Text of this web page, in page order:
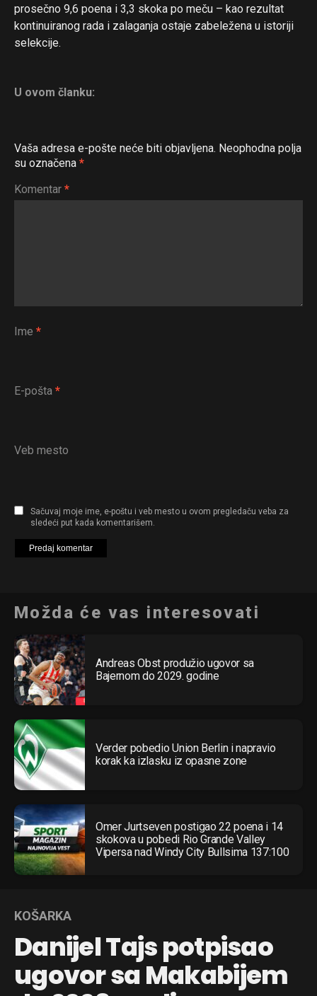
prosečno 9,6 poena i 3,3 skoka po meču – kao rezultat
kontinuiranog rada i zalaganja ostaje zabeležena u istoriji
selekcije.
U ovom članku:
Vaša adresa e-pošte neće biti objavljena. Neophodna polja
su označena *
Komentar *
Ime *
E-pošta *
Veb mesto
Sačuvaj moje ime, e-poštu i veb mesto u ovom pregledaču veba za
sledeći put kada komentarišem.
Možda će vas interesovati
Andreas Obst produžio ugovor sa
Bajernom do 2029. godine
Verder pobedio Union Berlin i napravio
korak ka izlasku iz opasne zone
Omer Jurtseven postigao 22 poena i 14
skokova u pobedi Rio Grande Valley
Vipersa nad Windy City Bullsima 137:100
KOŠARKA
Danijel Tajs potpisao
ugovor sa Makabijem